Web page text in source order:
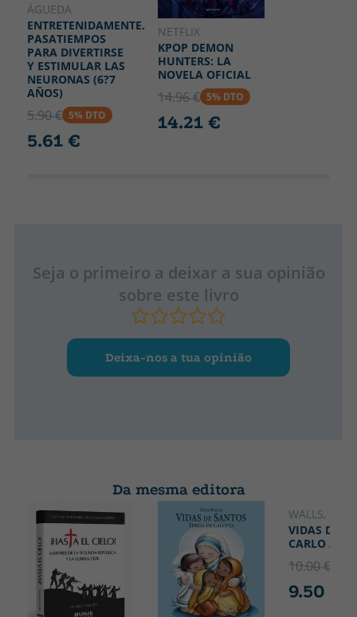
ÁGUEDA
ENTRETENIDAMENTE.
PASATIEMPOS
PARA DIVERTIRSE
Y ESTIMULAR LAS
NEURONAS (6?7
AÑOS)
5.90 € 5% DTO
5.61 €
NETFLIX
KPOP DEMON
HUNTERS: LA
NOVELA OFICIAL
14.96 € 5% DTO
14.21 €
Seja o primeiro a deixar a sua opinião
sobre este livro
Deixa-nos a tua opinião
Da mesma editora
WALLS, TINA
VIDAS DE
CARLO
10.00 €
9.50 €